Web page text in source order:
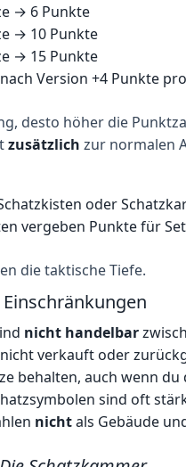
→ 6 Punkte
→ 10 Punkte
→ 15 Punkte
Version +4 Punkte
desto höher die
zusätzlich zur normalen
oder
vergeben Punkte für
die taktische Tiefe.
nicht handelbar
verkauft oder
behalten, auch wenn
sind oft
nichtals Gebäude